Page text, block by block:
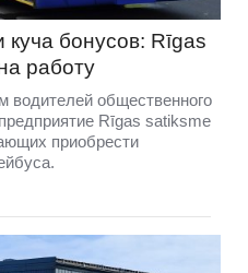
куча бонусов: Rīgas
работу
водителей общественного
Rīgas satiksme
приобрести